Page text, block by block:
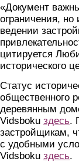
«Документ
ограничения, но
ведении
цитируется
исторического
Статус
общественного
деревянным
Vidsboku здесь.
застройщикам,
с удобными
Vidsboku здесь.